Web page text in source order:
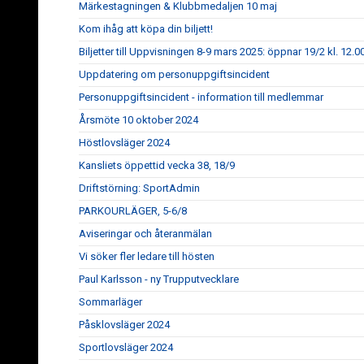
Märkestagningen & Klubbmedaljen 10 maj
Kom ihåg att köpa din biljett!
Biljetter till Uppvisningen 8-9 mars 2025: öppnar 19/2 kl.
Uppdatering om personuppgiftsincident
Personuppgiftsincident - information till medlemmar
Årsmöte 10 oktober 2024
Höstlovsläger 2024
Kansliets öppettid vecka 38, 18/9
Driftstörning: SportAdmin
PARKOURLÄGER, 5-6/8
Aviseringar och återanmälan
Vi söker fler ledare till hösten
Paul Karlsson - ny Trupputvecklare
Sommarläger
Påsklovsläger 2024
Sportlovsläger 2024